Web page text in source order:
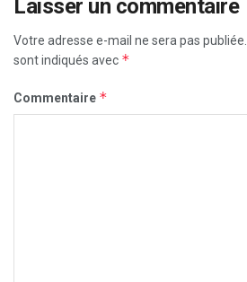
Laisser un commentaire
Votre adresse e-mail ne sera pas publiée.
sont indiqués avec *
Commentaire *